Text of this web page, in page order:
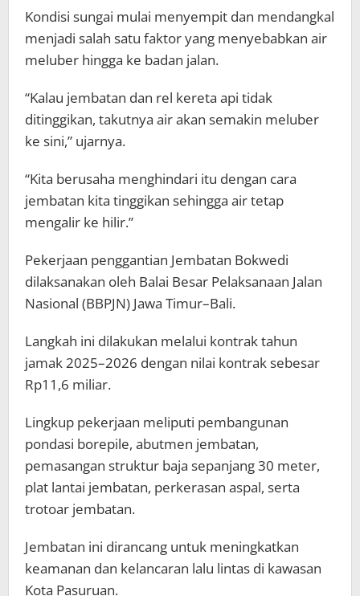
Kondisi sungai mulai menyempit dan mendangkal
menjadi salah satu faktor yang menyebabkan air
meluber hingga ke badan jalan.
“Kalau jembatan dan rel kereta api tidak
ditinggikan, takutnya air akan semakin meluber
ke sini,” ujarnya.
“Kita berusaha menghindari itu dengan cara
jembatan kita tinggikan sehingga air tetap
mengalir ke hilir.”
Pekerjaan penggantian Jembatan Bokwedi
dilaksanakan oleh Balai Besar Pelaksanaan Jalan
Nasional (BBPJN) Jawa Timur–Bali.
Langkah ini dilakukan melalui kontrak tahun
jamak 2025–2026 dengan nilai kontrak sebesar
Rp11,6 miliar.
Lingkup pekerjaan meliputi pembangunan
pondasi borepile, abutmen jembatan,
pemasangan struktur baja sepanjang 30 meter,
plat lantai jembatan, perkerasan aspal, serta
trotoar jembatan.
Jembatan ini dirancang untuk meningkatkan
keamanan dan kelancaran lalu lintas di kawasan
Kota Pasuruan.